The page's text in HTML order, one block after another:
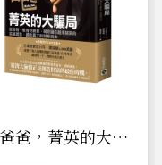
爸，菁英的大騙